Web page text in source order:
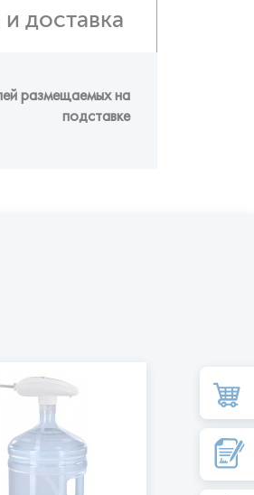
доставка
размещаемых на
подставке